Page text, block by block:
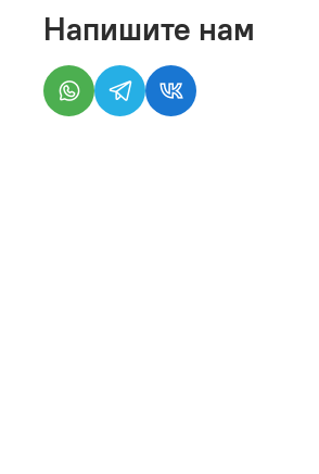
Напишите нам